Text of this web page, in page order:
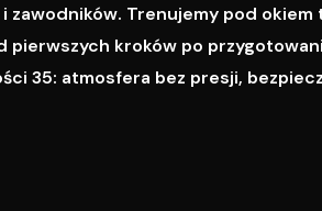
zawodników. Trenujemy pod okiem
pierwszych kroków po
35: atmosfera bez presji,